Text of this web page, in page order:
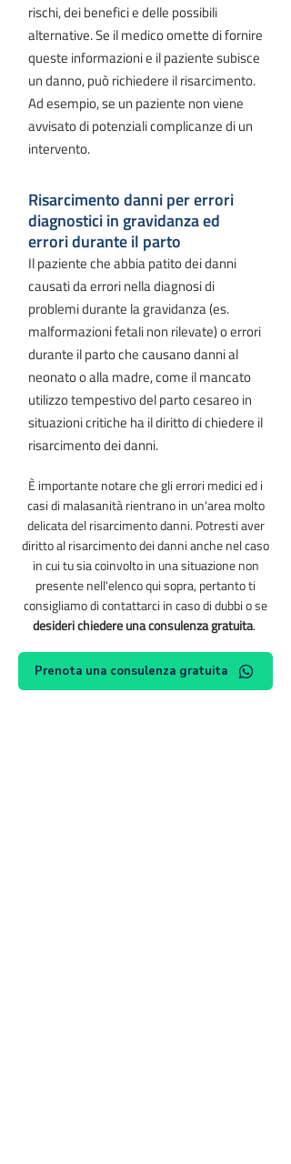
rischi, dei benefici e delle possibili
alternative. Se il medico omette di fornire
queste informazioni e il paziente subisce
un danno, può richiedere il risarcimento.
Ad esempio, se un paziente non viene
avvisato di potenziali complicanze di un
intervento.
Risarcimento danni per errori
diagnostici in gravidanza ed
errori durante il parto
Il paziente che abbia patito dei danni
causati da errori nella diagnosi di
problemi durante la gravidanza (es.
malformazioni fetali non rilevate) o errori
durante il parto che causano danni al
neonato o alla madre, come il mancato
utilizzo tempestivo del parto cesareo in
situazioni critiche ha il diritto di chiedere il
risarcimento dei danni.
È importante notare che gli errori medici ed i
casi di malasanità rientrano in un'area molto
delicata del risarcimento danni. Potresti aver
diritto al risarcimento dei danni anche nel caso
in cui tu sia coinvolto in una situazione non
presente nell'elenco qui sopra, pertanto ti
consigliamo di contattarci in caso di dubbi o se
desideri chiedere una consulenza gratuita.
Prenota una consulenza gratuita